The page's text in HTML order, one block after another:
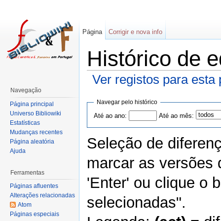
Histórico de
Ver registos para esta
Navegar pelo histórico
Até ao ano: Até ao mês:
Seleção de
marcar as versões
'Enter' ou clique o
selecionadas".
Página Corrigir e nova info
Navegação
Página principal
Universo Bibliowiki
Estatísticas
Mudanças recentes
Página aleatória
Ajuda
Ferramentas
Páginas afluentes
Alterações relacionadas
Atom
Páginas especiais